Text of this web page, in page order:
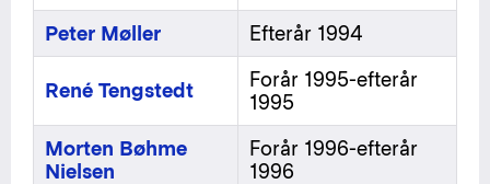
Peter Møller
Efterår 1994
René Tengstedt
Forår 1995-efterår
1995
Morten Bøhme
Nielsen
Forår 1996-efterår
1996